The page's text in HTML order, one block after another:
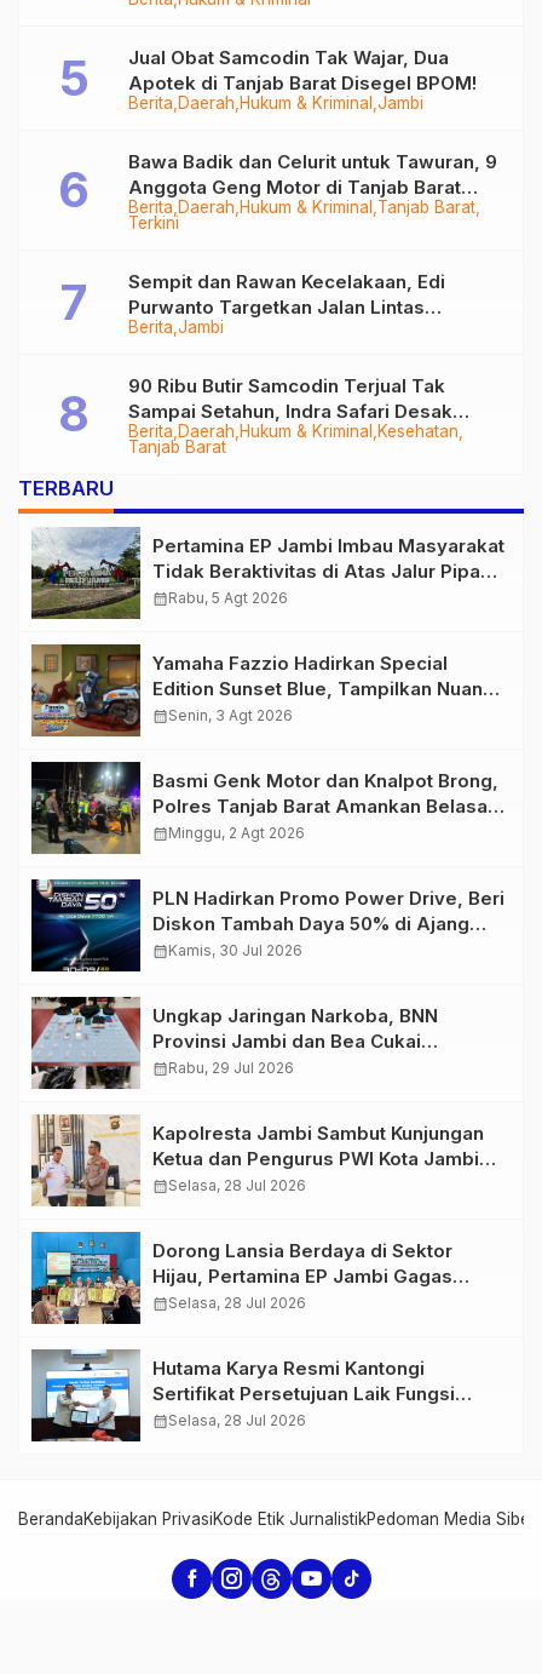
Berita Daerah Hukum & Kriminal Jambi
Jual Obat Samcodin Tak Wajar, Dua
Apotek di Tanjab Barat Disegel BPOM!
Berita Daerah Hukum & Kriminal Tanjab Barat
Terkini
Bawa Badik dan Celurit untuk Tawuran, 9
Anggota Geng Motor di Tanjab Barat
Diringkus
Berita Jambi
Sempit dan Rawan Kecelakaan, Edi
Purwanto Targetkan Jalan Lintas
Tungkal-Jambi Mulus di 2028
Berita Daerah Hukum & Kriminal
Kesehatan
Tanjab Barat
90 Ribu Butir Samcodin Terjual Tak
Sampai Setahun, Indra Safari Desak
Audit Menyeluruh
TERBARU
Pertamina EP Jambi Imbau Masyarakat
Tidak Beraktivitas di Atas Jalur Pipa
Migas Demi Keselamatan Bersama
calendar_monthRabu, 5 Agt 2026
Yamaha Fazzio Hadirkan Special
Edition Sunset Blue, Tampilkan Nuansa
Retro Summer yang Semakin Skena
calendar_monthSenin, 3 Agt 2026
Basmi Genk Motor dan Knalpot Brong,
Polres Tanjab Barat Amankan Belasan
Kendaraan
calendar_monthMinggu, 2 Agt 2026
PLN Hadirkan Promo Power Drive, Beri
Diskon Tambah Daya 50% di Ajang
GIIAS 2026
calendar_monthKamis, 30 Jul 2026
Ungkap Jaringan Narkoba, BNN
Provinsi Jambi dan Bea Cukai
Amankan Sembilan Pelaku beserta
calendar_monthRabu, 29 Jul 2026
Kapolresta Jambi Sambut Kunjungan
Ketua dan Pengurus PWI Kota Jambi
Perkuat Sinergi dan Kolaborasi
calendar_monthSelasa, 28 Jul 2026
Dorong Lansia Berdaya di Sektor
Hijau, Pertamina EP Jambi Gagas
Lansiapreneur Batik Eco-Print
calendar_monthSelasa, 28 Jul 2026
Hutama Karya Resmi Kantongi
Sertifikat Persetujuan Laik Fungsi
Struktur Jembatan Musi V Tol
calendar_monthSelasa, 28 Jul 2026
BerandaKebijakan PrivasiKode Etik JurnalistikPedoman Media Siber